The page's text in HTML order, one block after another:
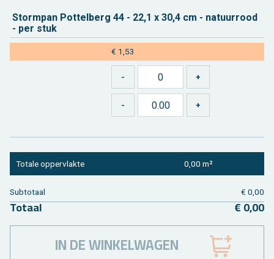
Storm­pan Pot­tel­berg 44 - 22,1 x 30,4 cm - na­tuur­rood
- per stuk
€ 1,53
To­ta­le op­per­vlak­te 0,00 m²
Sub­to­taal € 0,00
To­taal € 0,00
IN DE WINKELWAGEN